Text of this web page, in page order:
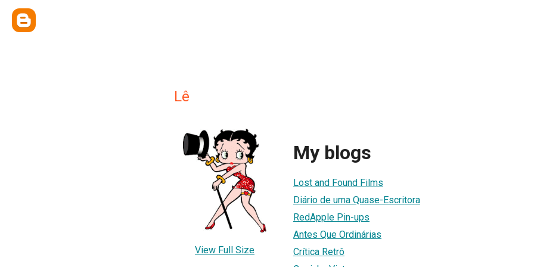
Lê
View Full Size
My blogs
Lost and Found Films
Diário de uma Quase-Escritora
RedApple Pin-ups
Antes Que Ordinárias
Crítica Retrô